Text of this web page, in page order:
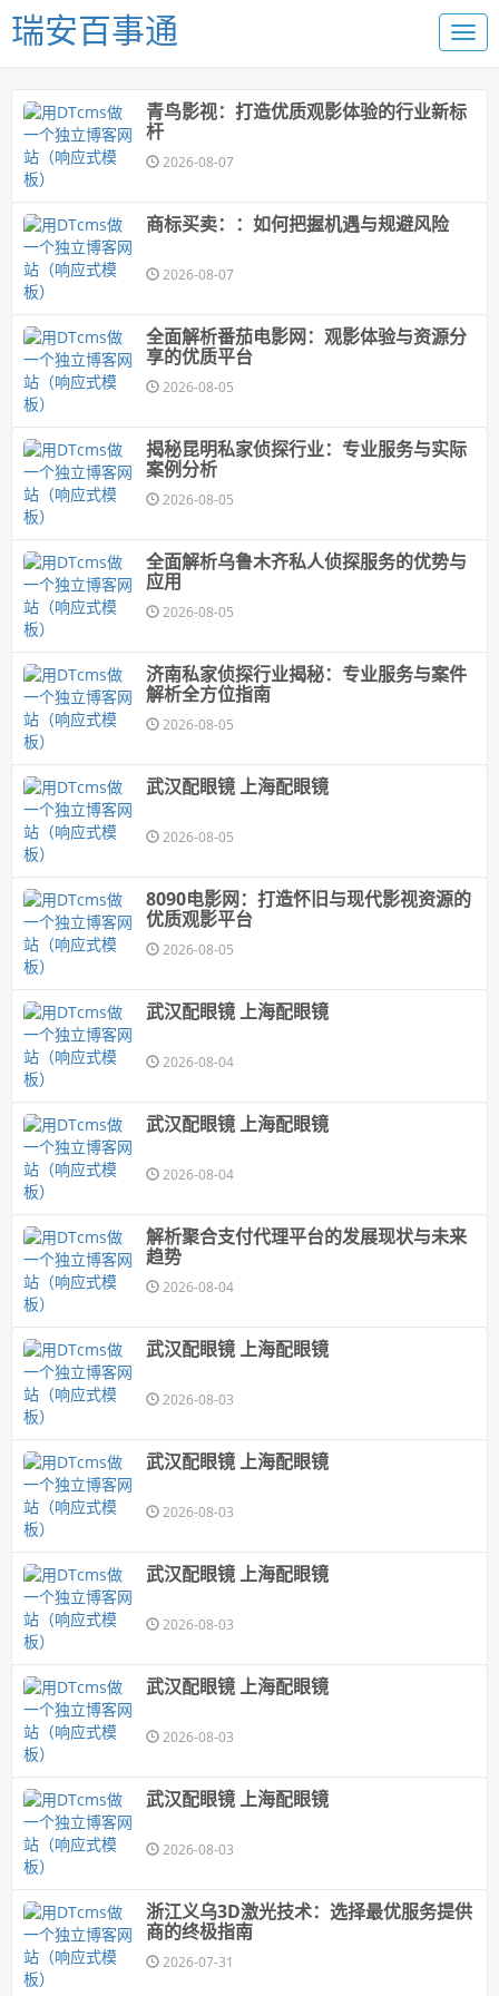
瑞安百事通
青鸟影视：打造优质观影体验的行业新标
杆
2026-08-07
商标买卖：：如何把握机遇与规避风险
2026-08-07
全面解析番茄电影网：观影体验与资源分
享的优质平台
2026-08-05
揭秘昆明私家侦探行业：专业服务与实际
案例分析
2026-08-05
全面解析乌鲁木齐私人侦探服务的优势与
应用
2026-08-05
济南私家侦探行业揭秘：专业服务与案件
解析全方位指南
2026-08-05
武汉配眼镜 上海配眼镜
2026-08-05
8090电影网：打造怀旧与现代影视资源的
优质观影平台
2026-08-05
武汉配眼镜 上海配眼镜
2026-08-04
武汉配眼镜 上海配眼镜
2026-08-04
解析聚合支付代理平台的发展现状与未来
趋势
2026-08-04
武汉配眼镜 上海配眼镜
2026-08-03
武汉配眼镜 上海配眼镜
2026-08-03
武汉配眼镜 上海配眼镜
2026-08-03
武汉配眼镜 上海配眼镜
2026-08-03
武汉配眼镜 上海配眼镜
2026-08-03
浙江义乌3D激光技术：选择最优服务提供
商的终极指南
2026-07-31